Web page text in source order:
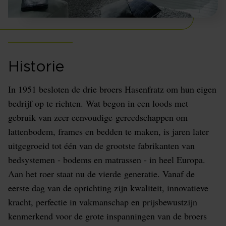
Historie
In 1951 besloten de drie broers Hasenfratz om hun eigen
bedrijf op te richten. Wat begon in een loods met
gebruik van zeer eenvoudige gereedschappen om
lattenbodem, frames en bedden te maken, is jaren later
uitgegroeid tot één van de grootste fabrikanten van
bedsystemen - bodems en matrassen - in heel Europa.
Aan het roer staat nu de vierde generatie. Vanaf de
eerste dag van de oprichting zijn kwaliteit, innovatieve
kracht, perfectie in vakmanschap en prijsbewustzijn
kenmerkend voor de grote inspanningen van de broers